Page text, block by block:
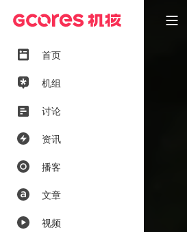
首页
机组
讨论
资讯
播客
文章
视频